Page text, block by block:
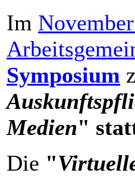
Im
Symposium
Medien"
Die "